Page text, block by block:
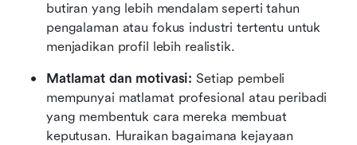
butiran yang lebih mendalam seperti tahun
pengalaman atau fokus industri tertentu untuk
menjadikan profil lebih realistik.
Matlamat dan motivasi: Setiap pembeli
mempunyai matlamat profesional atau peribadi
yang membentuk cara mereka membuat
keputusan. Huraikan bagaimana kejayaan